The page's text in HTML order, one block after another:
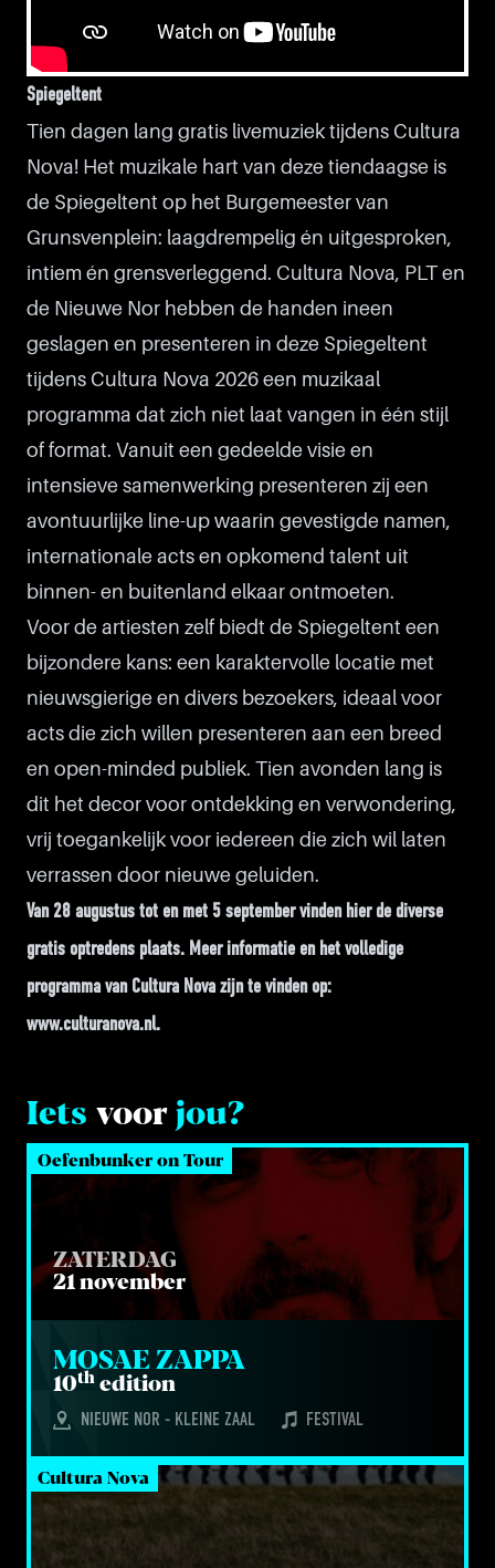
Spiegeltent
Tien dagen lang gratis livemuziek tijdens Cultura
Nova! Het muzikale hart van deze tiendaagse is
de Spiegeltent op het Burgemeester van
Grunsvenplein: laagdrempelig én uitgesproken,
intiem én grensverleggend. Cultura Nova, PLT en
de Nieuwe Nor hebben de handen ineen
geslagen en presenteren in deze Spiegeltent
tijdens Cultura Nova 2026 een muzikaal
programma dat zich niet laat vangen in één stijl
of format. Vanuit een gedeelde visie en
intensieve samenwerking presenteren zij een
avontuurlijke line-up waarin gevestigde namen,
internationale acts en opkomend talent uit
binnen- en buitenland elkaar ontmoeten.
Voor de artiesten zelf biedt de Spiegeltent een
bijzondere kans: een karaktervolle locatie met
nieuwsgierige en divers bezoekers, ideaal voor
acts die zich willen presenteren aan een breed
en open-minded publiek. Tien avonden lang is
dit het decor voor ontdekking en verwondering,
vrij toegankelijk voor iedereen die zich wil laten
verrassen door nieuwe geluiden.
Van 28 augustus tot en met 5 september vinden hier de diverse
gratis optredens plaats. Meer informatie en het volledige
programma van Cultura Nova zijn te vinden op:
www.culturanova.nl.
Iets voor jou?
Oefenbunker on Tour
ZATERDAG
21 november
MOSAE ZAP­PA
10th edi­ti­on
NIEUWE NOR - KLEINE ZAAL FESTIVAL
Cultura Nova